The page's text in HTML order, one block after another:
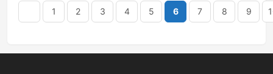
1 2 3 4 5 6 7 8 9